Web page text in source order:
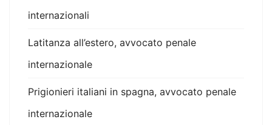
internazionali
Latitanza all’estero, avvocato penale
internazionale
Prigionieri italiani in spagna, avvocato penale
internazionale